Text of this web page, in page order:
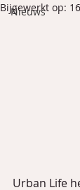
Nieuws
Bijgewerkt op:
Urban Life